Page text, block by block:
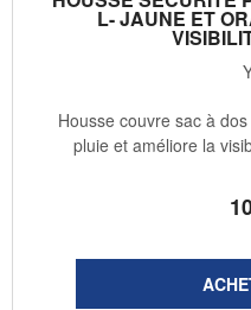
L- JAUNE ET
Housse couvre sac à
pluie et améliore la